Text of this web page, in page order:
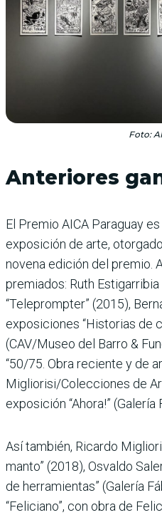
Foto:
Anteriores
El Premio AICA Paraguay
exposición de arte,
novena edición del premio.
premiados: Ruth
“Teleprompter” (2015),
exposiciones “Historias de
(CAV/Museo del Barro &
“50/75. Obra reciente y de
Migliorisi/Colecciones de
exposición “Ahora!” (Galería
Así también, Ricardo
manto” (2018), Osvaldo
de herramientas” (Galería
“Feliciano”, con obra de